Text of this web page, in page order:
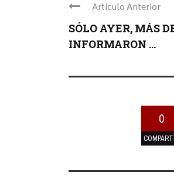
Articulo Anterior
SÓLO AYER, MÁS
INFORMARON ...
0